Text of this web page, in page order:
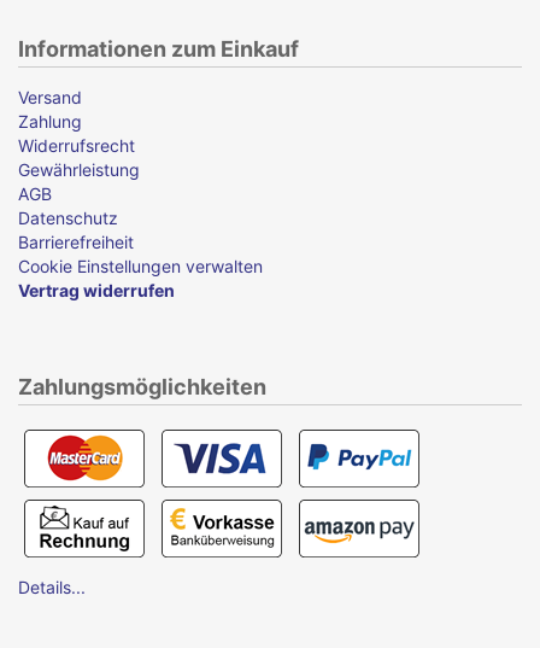
Informationen zum Einkauf
Versand
Zahlung
Widerrufsrecht
Gewährleistung
AGB
Datenschutz
Barrierefreiheit
Cookie Einstellungen verwalten
Vertrag widerrufen
Zahlungsmöglichkeiten
Details...